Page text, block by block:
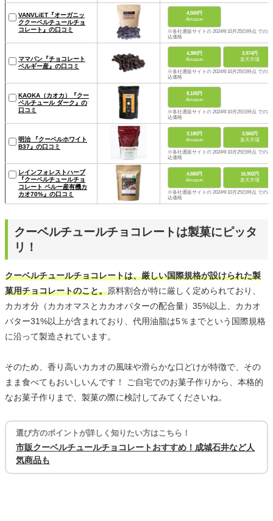
VANVLiET『オーガニッ
ククーベルチュールチョ
コレート』の口コミ
4,500円
Amazon
※各社通販サイトの 2024年10月25日時点 での税
込価格
ママパン『チョコレート
ベルギー産』の口コミ
4,380円
Amazon
3,974円
楽天市場
※各社通販サイトの 2024年10月25日時点 での税
込価格
KAOKA（カオカ）『クー
ベルチュール ダーク』の
口コミ
8,105円
Amazon
※各社通販サイトの 2024年10月25日時点 での税
込価格
明治 『クーベルホワイト
B37』の口コミ
3,180円
Amazon
3,565円
楽天市場
※各社通販サイトの 2024年10月25日時点 での税
込価格
レインフォレストハーブ
『クーベルチュールチョ
コレート ペルー産有機カ
カオ70%』の口コミ
4,680円
Amazon
16,902円
楽天市場
※各社通販サイトの 2024年10月25日時点 での税
込価格
クーベルチュールチョコレートは製菓にピッタ
リ！
クーベルチュールチョコレートは、厳しい国際規格が設けられた製
菓用チョコレートのこと。原料割合が特に厳しく定められており、
カカオ分（カカオマスとカカオバターの配合量）35%以上、カカオ
バター31%以上が含まれており、代用油脂は5％までという国際規格
に沿って製造されています。
そのため、香り高いカカオの風味や滑らかな口どけが特徴で、その
まま食べてもおいしいんです！ ご自宅でのお菓子作りから、本格的
なお菓子作りまで、製菓の際に検討してみてくださいね。
選び方のポイントが詳しく知りたい方はこちら！
市販クーベルチュールチョコレートおすすめ！成城石井など人
気商品も